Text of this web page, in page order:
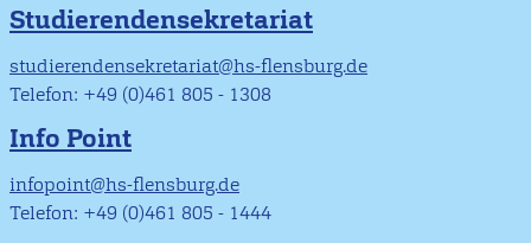
Studierendensekretariat
studierendensekretariat@hs-flensburg.de
Telefon: +49 (0)461 805 - 1308
Info Point
infopoint@hs-flensburg.de
Telefon: +49 (0)461 805 - 1444